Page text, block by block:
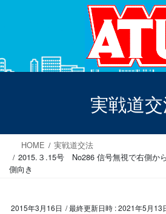
ツ
シ
実戦道
HOME
実戦道交法
2015.３.15号 No286 信号無視で右側
側向き
2015年3月16日 / 最終更新日時 :2021年5月13